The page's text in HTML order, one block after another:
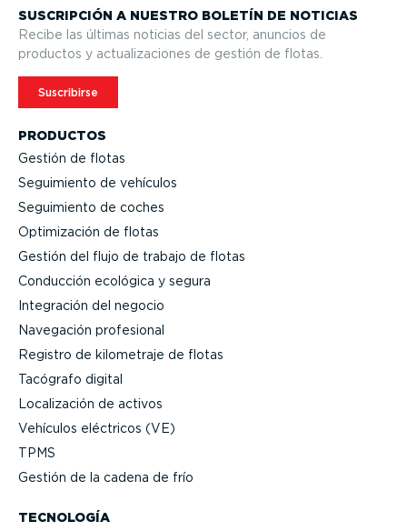
PRODUCTOS
Gestión de flotas
Seguimiento de vehículos
Seguimiento de coches
Optimi­zación de flotas
Gestión del flujo de trabajo de flotas
Conducción ecológica y segura
Integración del negocio
Navegación profesional
Registro de kilometraje de flotas
Tacógrafo digital
Locali­zación de activos
Vehículos eléctricos (VE)
TPMS
Gestión de la cadena de frío
TECNOLOGÍA
SUSCRIPCIÓN A NUESTRO BOLETÍN DE NOTICIAS
Recibe las últimas noticias del sector, anuncios de
productos y actua­li­za­ciones de gestión de flotas.
Suscribirse